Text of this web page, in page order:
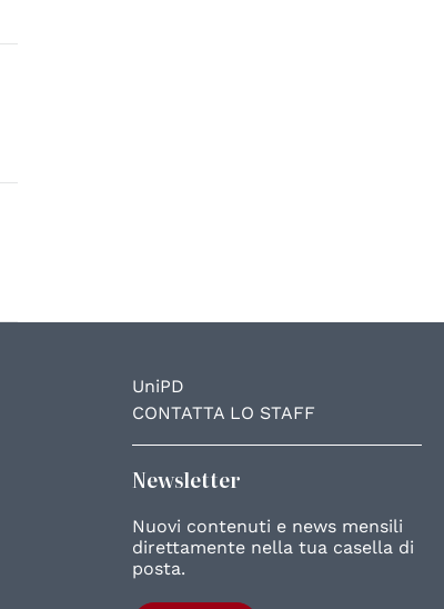
UniPD
CONTATTA LO STAFF
Newsletter
Nuovi contenuti e news mensili
direttamente nella tua casella di
posta.